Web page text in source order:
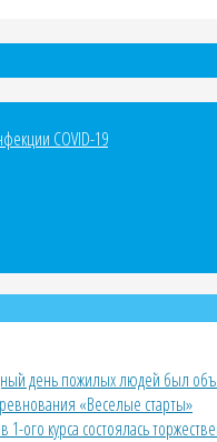
COVID-19
день пожилых людей был
«Веселые старты»
1-ого курса состоялась